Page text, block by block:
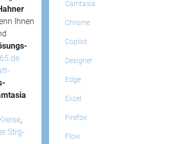
Ihnen
,
Strg-
Camtasia
Chrome
Copilot
Designer
Edge
Excel
Firefox
Flow